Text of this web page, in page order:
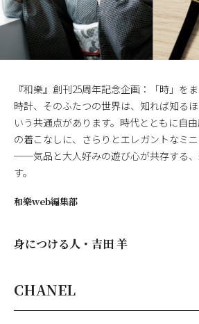
『和樂』創刊25周年記念企画：「時」をま
時計、そのふたつの世界は、知れば知る
いう共通点があります。時代とともに自
の着こなしに、さらりとエレガントなミ
──気品と大人好みの遊び心が共存する、
す。
和樂web編集部
身につける人・吉田 羊
CHANEL